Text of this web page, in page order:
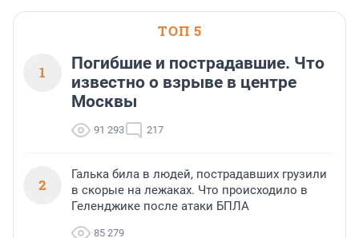
ТОП 5
1
Погибшие и пострадавшие. Что
известно о взрыве в центре
Москвы
91 293 217
2
Галька била в людей, пострадавших грузили
в скорые на лежаках. Что происходило в
Геленджике после атаки БПЛА
85 279